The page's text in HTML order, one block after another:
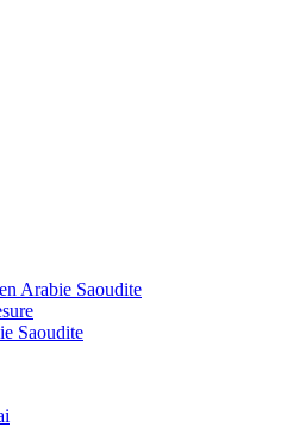
Arabie Saoudite
Saoudite